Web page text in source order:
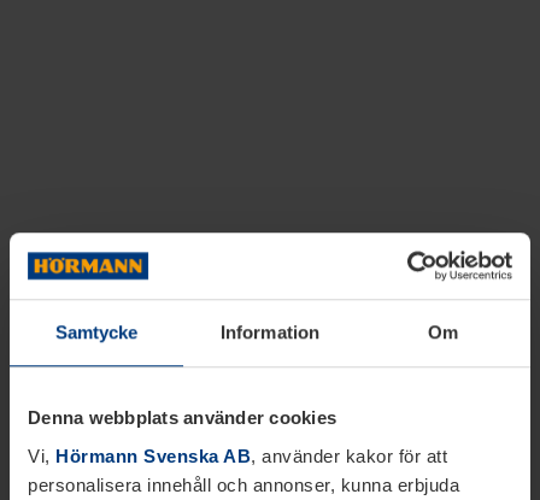
Samtycke Information Om
Denna webbplats använder cookies
Vi, Hörmann Svenska AB, använder kakor för att
personalisera innehåll och annonser, kunna erbjuda